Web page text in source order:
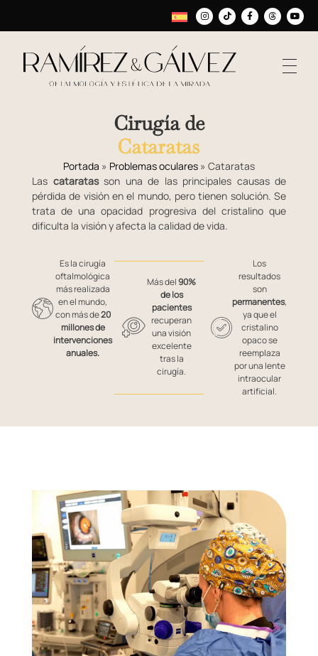
Cirugía de
Cataratas
Portada » Problemas oculares » Cataratas
Las cataratasson una de las principales causas de
pérdida de visión en el mundo, pero tienen solución. Se
trata de una opacidad progresiva del cristalino que
dificulta la visión y afecta la calidad de vida.
Es la cirugía
oftalmológica
más realizada
en el mundo,
con más de20
millones de
intervenciones
anuales.
Más del90%
de los
pacientes
recuperan
una visión
excelente
tras la
cirugía.
Los
resultados
son
permanentes,
ya que el
cristalino
opaco se
reemplaza
por una lente
intraocular
artificial.